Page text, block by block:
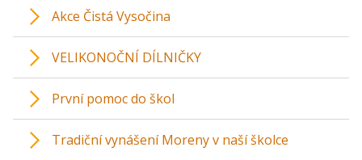
Akce Čistá Vysočina
VELIKONOČNÍ DÍLNIČKY
První pomoc do škol
Tradiční vynášení Moreny v naší školce